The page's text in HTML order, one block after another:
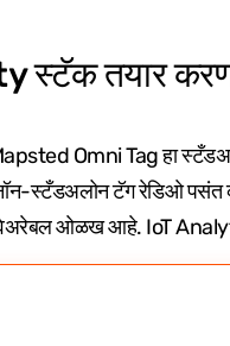
तयार
Omni Tag हा
स्टँडअलोन टॅग रेडिओ
वेअरेबल ओळख आहे. IoT